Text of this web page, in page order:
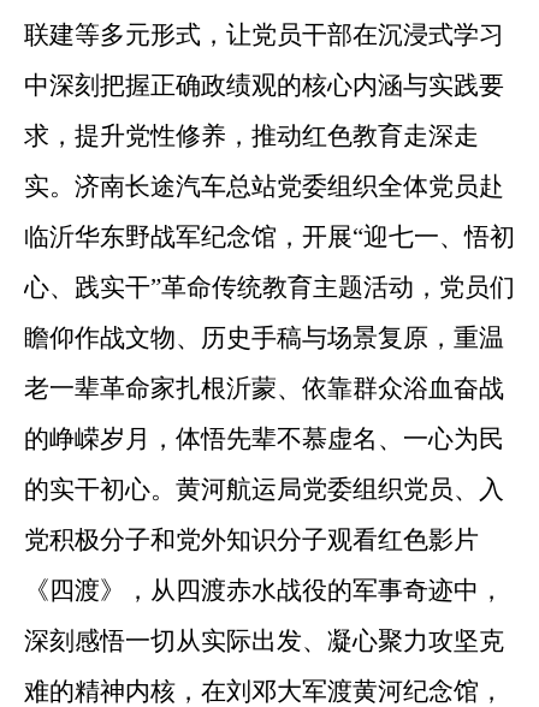
联建等多元形式，让党员干部在沉浸式学习
中深刻把握正确政绩观的核心内涵与实践要
求，提升党性修养，推动红色教育走深走
实。济南长途汽车总站党委组织全体党员赴
临沂华东野战军纪念馆，开展“迎七一、悟初
心、践实干”革命传统教育主题活动，党员们
瞻仰作战文物、历史手稿与场景复原，重温
老一辈革命家扎根沂蒙、依靠群众浴血奋战
的峥嵘岁月，体悟先辈不慕虚名、一心为民
的实干初心。黄河航运局党委组织党员、入
党积极分子和党外知识分子观看红色影片
《四渡》，从四渡赤水战役的军事奇迹中，
深刻感悟一切从实际出发、凝心聚力攻坚克
难的精神内核，在刘邓大军渡黄河纪念馆，